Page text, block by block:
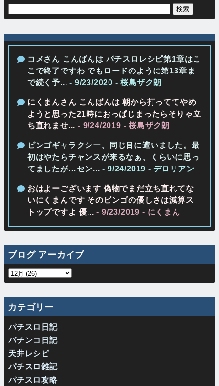
コメさん こんばんは パチスロレシピ第1章はこ
こで終了ですわ でもロードのように第13章ま
で続く予... - 9/23/2020 - 桜島ザク朗
にくまんさん こんばんは 朝から打っててやめ
ようと思った21時におっぱじまったらそりゃ立
ち直れませ... - 9/24/2019 - 桜島ザク朗
ビンゴギャラクシー、同じ目に遭いました。最
初はやたらチャンスが来るなぁ、くらいに思っ
てましたが…セン... - 9/24/2019 - デロリアン
おはよーございます 偽物でまだ立ち直れてな
いにくまんです そのビンゴの優しさは減算ス
トップですよ 優... - 9/23/2019 - にくまん
ブログ アーカイブ
カテゴリー
パチスロ日記
パチンコ日記
天井レシピ
パチスロ雑記
パチスロ攻略